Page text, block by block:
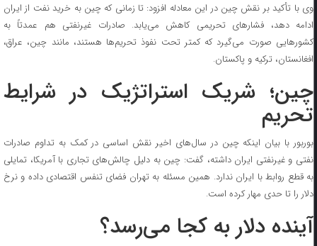
وی با تأکید بر نقش چین در این معادله افزود: تا زمانی که چین به خرید نفت از ایران
ادامه دهد، فشارهای تحریمی کاهش می‌یابد. صادرات غیرنفتی هم عمدتاً به
کشورهایی صورت می‌گیرد که کمتر تحت نفوذ تحریم‌ها هستند، مانند چین، عراق،
افغانستان، ترکیه و پاکستان.
چین؛ شریک استراتژیک در شرایط
تحریم
بوربور با بیان اینکه چین در سال‌های اخیر نقش اساسی در کمک به تداوم صادرات
نفتی و غیرنفتی ایران داشته، گفت: چین به دلیل چالش‌های تجاری با آمریکا، تمایلی
به قطع روابط با ایران ندارد. همین مسئله به تهران فضای تنفس اقتصادی داده و نرخ
دلار را تا حدی مهار کرده است.
آینده دلار به کجا می‌رسد؟